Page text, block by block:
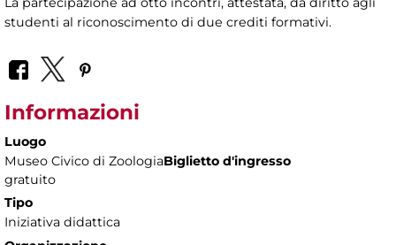
studenti al riconoscimento di due crediti formativi.
Informazioni
Luogo
Museo Civico di ZoologiaBiglietto d'ingresso
gratuito
Tipo
Iniziativa didattica